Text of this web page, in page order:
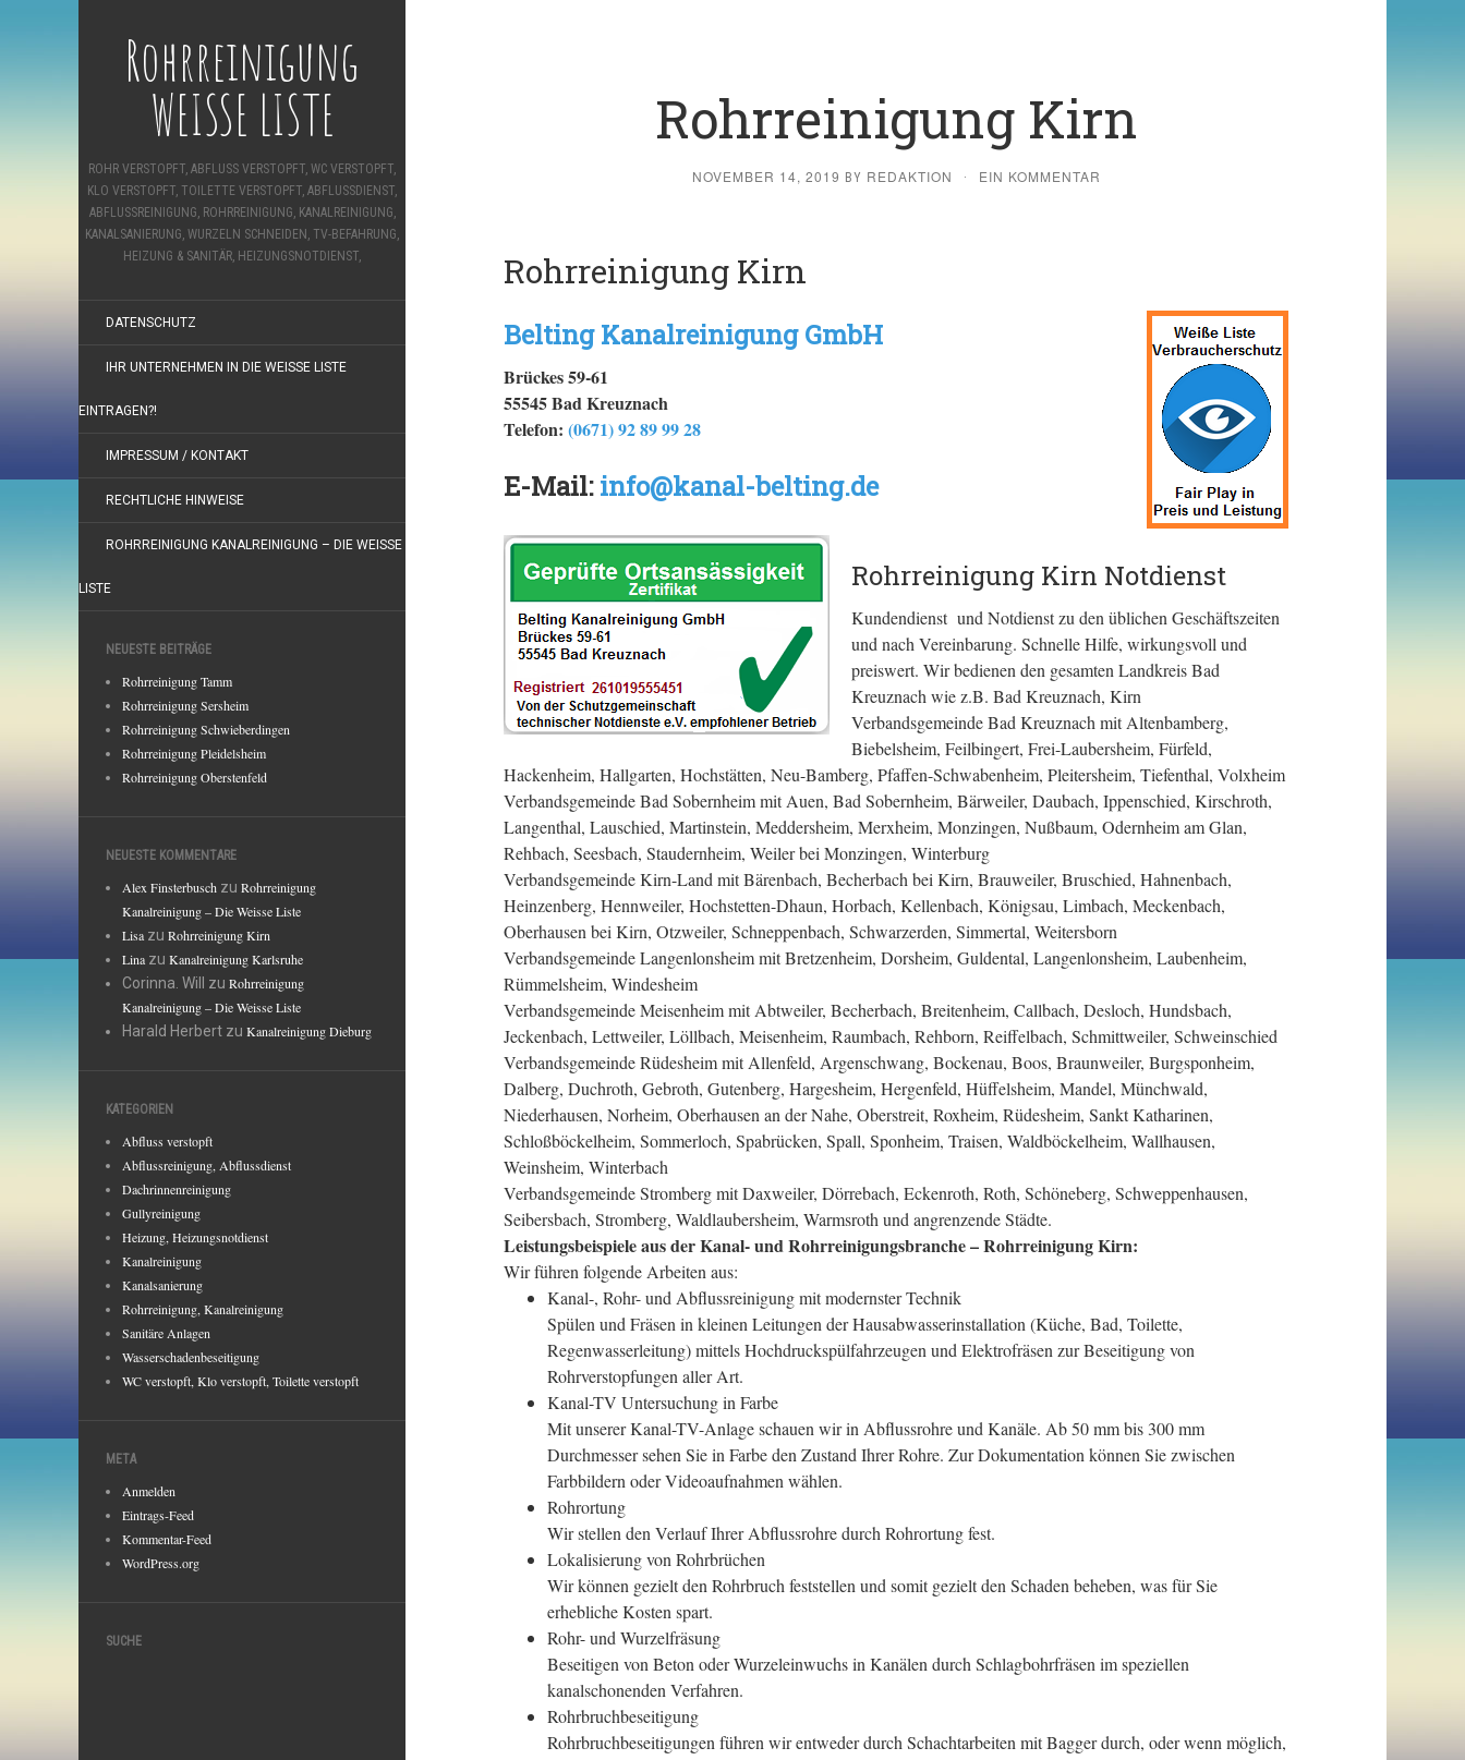
Rohrreinigung
WEISSE LISTE
ROHR VERSTOPFT, ABFLUSS VERSTOPFT, WC VERSTOPFT,
KLO VERSTOPFT, TOILETTE VERSTOPFT, ABFLUSSDIENST,
ABFLUSSREINIGUNG, ROHRREINIGUNG, KANALREINIGUNG,
KANALSANIERUNG, WURZELN SCHNEIDEN, TV-BEFAHRUNG,
HEIZUNG & SANITÄR, HEIZUNGSNOTDIENST,
DATENSCHUTZ
IHR UNTERNEHMEN IN DIE WEISSE LISTE E
INTRAGEN?!
IMPRESSUM / KONTAKT
RECHTLICHE HINWEISE
ROHRREINIGUNG KANALREINIGUNG – DIE WEISSE
LISTE
NEUESTE BEITRÄGE
Rohrreinigung Tamm
Rohrreinigung Sersheim
Rohrreinigung Schwieberdingen
Rohrreinigung Pleidelsheim
Rohrreinigung Oberstenfeld
NEUESTE KOMMENTARE
Alex Finsterbusch zu Rohrreinigung
Kanalreinigung – Die Weisse Liste
Lisa zu Rohrreinigung Kirn
Lina zu Kanalreinigung Karlsruhe
Corinna. Will
zu Rohrreinigung
Kanalreinigung – Die Weisse Liste
Harald Herbert zu Kanalreinigung Dieburg
KATEGORIEN
Abfluss verstopft
Abflussreinigung, Abflussdienst
Dachrinnenreinigung
Gullyreinigung
Heizung, Heizungsnotdienst
Kanalreinigung
Kanalsanierung
Rohrreinigung, Kanalreinigung
Sanitäre Anlagen
Wasserschadenbeseitigung
WC verstopft, Klo verstopft, Toilette verstopft
META
Anmelden
Eintrags-Feed
Kommentar-Feed
WordPress.org
SUCHE
Rohrreinigung Kirn
NOVEMBER 14, 2019 BY REDAKTION · EIN KOMMENTAR
Rohrreinigung Kirn
Belting KanalreinigungGmbH
Brückes 59-61
55545 Bad Kreuznach
Telefon: (0671) 92 89 99 28
E-Mail:info@kanal-belting.de
Rohrreinigung Kirn Notdienst
Kundendienst und Notdienst zu den üblichen Geschäftszeiten
und nach Vereinbarung. Schnelle Hilfe, wirkungsvoll und
preiswert. Wir bedienen den gesamten Landkreis Bad
Kreuznach wie z.B. Bad Kreuznach, Kirn
Verbandsgemeinde Bad Kreuznach mit Altenbamberg,
Biebelsheim, Feilbingert, Frei-Laubersheim, Fürfeld,
Hackenheim, Hallgarten, Hochstätten, Neu-Bamberg, Pfaffen-Schwabenheim, Pleitersheim, Tiefenthal, Volxheim
Verbandsgemeinde Bad Sobernheim mit Auen, Bad Sobernheim, Bärweiler, Daubach, Ippenschied, Kirschroth,
Langenthal, Lauschied, Martinstein, Meddersheim, Merxheim, Monzingen, Nußbaum, Odernheim am Glan,
Rehbach, Seesbach, Staudernheim, Weiler bei Monzingen, Winterburg
Verbandsgemeinde Kirn-Land mit Bärenbach, Becherbach bei Kirn, Brauweiler, Bruschied, Hahnenbach,
Heinzenberg, Hennweiler, Hochstetten-Dhaun, Horbach, Kellenbach, Königsau, Limbach, Meckenbach,
Oberhausen bei Kirn, Otzweiler, Schneppenbach, Schwarzerden, Simmertal, Weitersborn
Verbandsgemeinde Langenlonsheim mit Bretzenheim, Dorsheim, Guldental, Langenlonsheim, Laubenheim,
Rümmelsheim, Windesheim
Verbandsgemeinde Meisenheim mit Abtweiler, Becherbach, Breitenheim, Callbach, Desloch, Hundsbach,
Jeckenbach, Lettweiler, Löllbach, Meisenheim, Raumbach, Rehborn, Reiffelbach, Schmittweiler, Schweinschied
Verbandsgemeinde Rüdesheim mit Allenfeld, Argenschwang, Bockenau, Boos, Braunweiler, Burgsponheim,
Dalberg, Duchroth, Gebroth, Gutenberg, Hargesheim, Hergenfeld, Hüffelsheim, Mandel, Münchwald,
Niederhausen, Norheim, Oberhausen an der Nahe, Oberstreit, Roxheim, Rüdesheim, Sankt Katharinen,
Schloßböckelheim, Sommerloch, Spabrücken, Spall, Sponheim, Traisen, Waldböckelheim, Wallhausen,
Weinsheim, Winterbach
Verbandsgemeinde Stromberg mit Daxweiler, Dörrebach, Eckenroth, Roth, Schöneberg, Schweppenhausen,
Seibersbach, Stromberg, Waldlaubersheim, Warmsroth und angrenzende Städte.
Leistungsbeispiele aus der Kanal- und Rohrreinigungsbranche – Rohrreinigung Kirn:
Wir führen folgende Arbeiten aus:
Kanal-, Rohr- und Abflussreinigung mit modernster Technik
Spülen und Fräsen in kleinen Leitungen der Hausabwasserinstallation (Küche, Bad, Toilette,
Regenwasserleitung) mittels Hochdruckspülfahrzeugen und Elektrofräsen zur Beseitigung von
Rohrverstopfungen aller Art.
Kanal-TV Untersuchung in Farbe
Mit unserer Kanal-TV-Anlage schauen wir in Abflussrohre und Kanäle. Ab 50 mm bis 300 mm
Durchmesser sehen Sie in Farbe den Zustand Ihrer Rohre. Zur Dokumentation können Sie zwischen
Farbbildern oder Videoaufnahmen wählen.
Rohrortung
Wir stellen den Verlauf Ihrer Abflussrohre durch Rohrortung fest.
Lokalisierung von Rohrbrüchen
Wir können gezielt den Rohrbruch feststellen und somit gezielt den Schaden beheben, was für Sie
erhebliche Kosten spart.
Rohr- und Wurzelfräsung
Beseitigen von Beton oder Wurzeleinwuchs in Kanälen durch Schlagbohrfräsen im speziellen
kanalschonenden Verfahren.
Rohrbruchbeseitigung
Rohrbruchbeseitigungen führen wir entweder durch Schachtarbeiten mit Bagger durch, oder wenn möglich,